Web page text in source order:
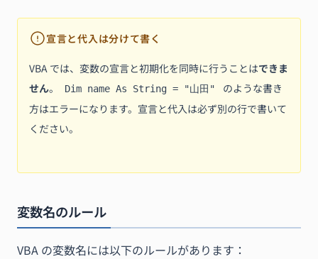
宣言と代入は分けて書く
VBA では、変数の宣言と初期化を同時に行うことはできま
せん。 Dim name As String = "山田"
のような書き
方はエラーになります。宣言と代入は必ず別の行で書いて
ください。
変数名のルール
VBA の変数名には以下のルールがあります：